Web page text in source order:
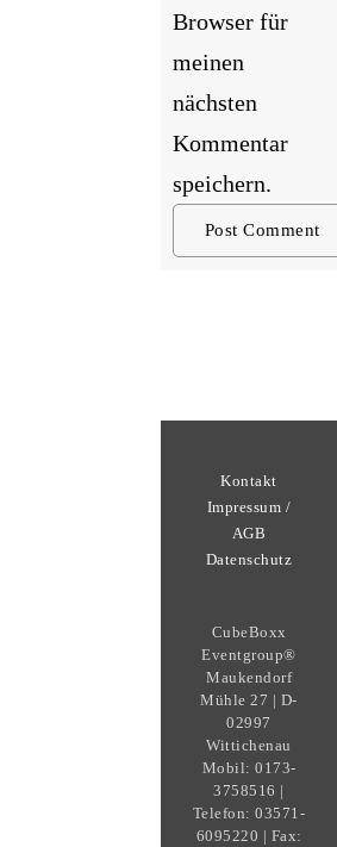
Browser für
meinen
nächsten
Kommentar
speichern.
Kontakt
Impressum /
AGB
Datenschutz
CubeBoxx
Eventgroup®
Maukendorf
Mühle 27 | D-
02997
Wittichenau
Mobil: 0173-
3758516 |
Telefon: 03571-
6095220 | Fax: